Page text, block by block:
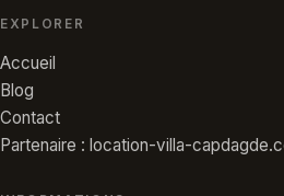
EXPLORER
Accueil
Blog
Contact
Partenaire : location-villa-